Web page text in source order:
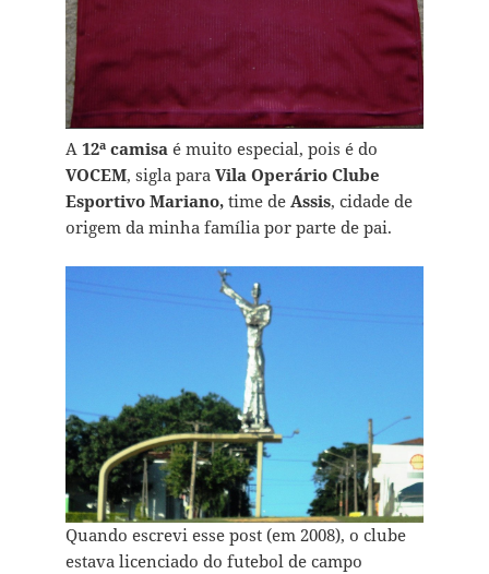
A 12ª camisaé muito especial, pois é do
VOCEM, sigla para Vila Operário Clube
Esportivo Mariano,time de Assis, cidade de
origem da minha família por parte de pai.
Quando escrevi esse post (em 2008), o clube
estava licenciado do futebol de campo